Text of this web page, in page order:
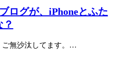
ログが、iPhoneとふた
ご無沙汰してます。…